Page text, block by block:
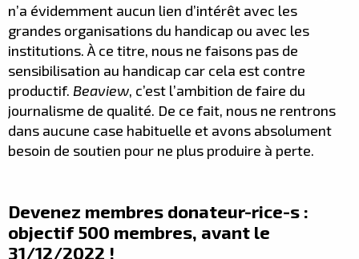
n’a évidemment aucun lien d’intérêt avec les
grandes organisations du handicap ou avec les
institutions. À ce titre, nous ne faisons pas de
sensibilisation au handicap car cela est contre
productif. Beaview, c’est l’ambition de faire du
journalisme de qualité. De ce fait, nous ne rentrons
dans aucune case habituelle et avons absolument
besoin de soutien pour ne plus produire à perte.
Devenez membres donateur-rice-s :
objectif 500 membres, avant le
31/12/2022 !